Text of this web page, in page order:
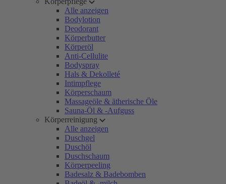
Alle anzeigen
Bodylotion
Deodorant
Körperbutter
Körperöl
Anti-Cellulite
Bodyspray
Hals & Dekolleté
Intimpflege
Körperschaum
Massageöle & ätherische Öle
Sauna-Öl & -Aufguss
Körperreinigung
Alle anzeigen
Duschgel
Duschöl
Duschschaum
Körperpeeling
Badesalz & Badebomben